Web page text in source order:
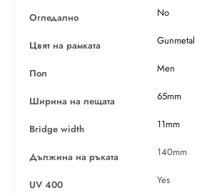
Огледално No
Цвят на рамката Gunmetal
Пол Men
Ширина на лещата 65mm
Bridge width 11mm
Дължина на ръката 140mm
UV 400 Yes